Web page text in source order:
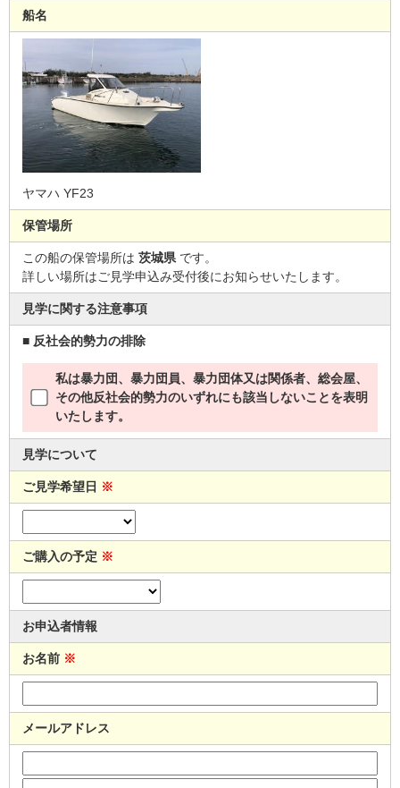
船名
ヤマハ YF23
保管場所
この船の保管場所は 茨城県 です。
詳しい場所はご見学申込み受付後にお知らせいたします。
見学に関する注意事項
■ 反社会的勢力の排除
私は暴力団、暴力団員、暴力団体又は関係者、総会屋、
その他反社会的勢力のいずれにも該当しないことを表明
いたします。
見学について
ご見学希望日 ※
ご購入の予定 ※
お申込者情報
お名前 ※
メールアドレス